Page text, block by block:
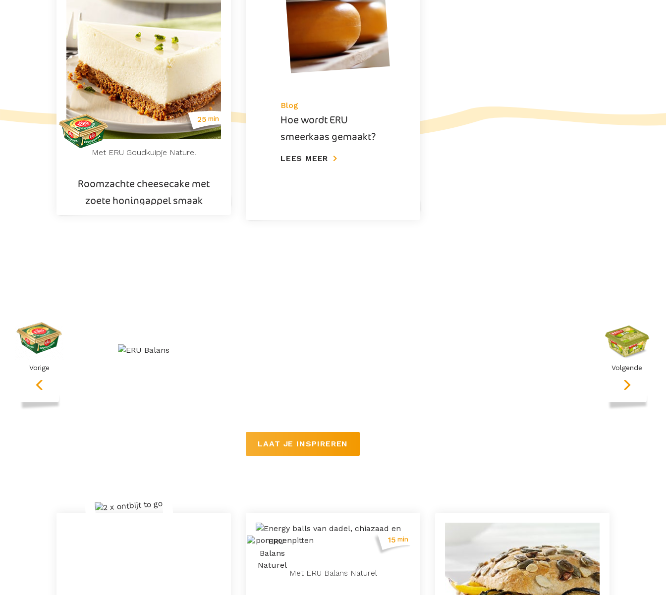
25 min
Met ERU Goudkuipje Naturel
Roomzachte cheesecake met
zoete honingappel smaak
Blog
Hoe wordt ERU
smeerkaas gemaakt?
LEES MEER
Vorige Volgende
LAAT JE INSPIREREN
15 min
Met ERU Balans Naturel